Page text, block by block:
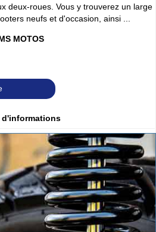
deux-roues. Vous y trouverez un large
neufs et d'occasion, ainsi ...
MOTOS
d'informations